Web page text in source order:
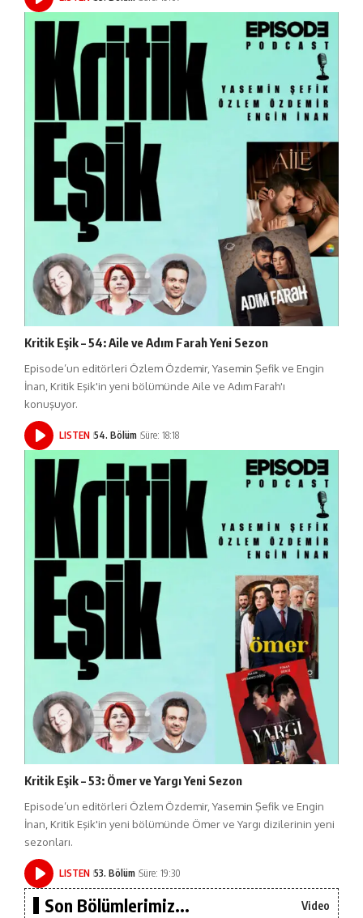
Kritik Eşik – 54: Aile ve Adım Farah Yeni Sezon
Episode’un editörleri Özlem Özdemir, Yasemin Şefik ve Engin
İnan, Kritik Eşik'in yeni bölümünde Aile ve Adım Farah'ı
konuşuyor.
LISTEN 54. Bölüm Süre: 18:18
Kritik Eşik – 53: Ömer ve Yargı Yeni Sezon
Episode’un editörleri Özlem Özdemir, Yasemin Şefik ve Engin
İnan, Kritik Eşik'in yeni bölümünde Ömer ve Yargı dizilerinin yeni
sezonları.
LISTEN 53. Bölüm Süre: 19:30
Son Bölümlerimiz... Video